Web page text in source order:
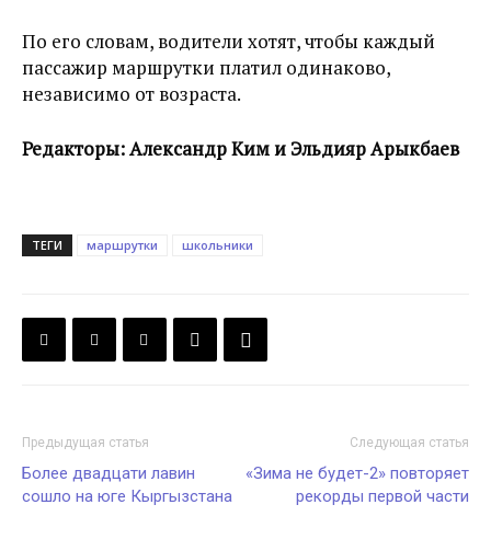
По его словам, водители хотят, чтобы каждый
пассажир маршрутки платил одинаково,
независимо от возраста.
Редакторы: Александр Ким и Эльдияр Арыкбаев
ТЕГИ маршрутки школьники
Предыдущая статья
Более двадцати лавин
сошло на юге Кыргызстана
Следующая статья
«Зима не будет-2» повторяет
рекорды первой части